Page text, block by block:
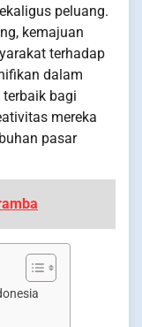
peluang.
kemajuan
terhadap
dalam
bagi
mereka
pasar